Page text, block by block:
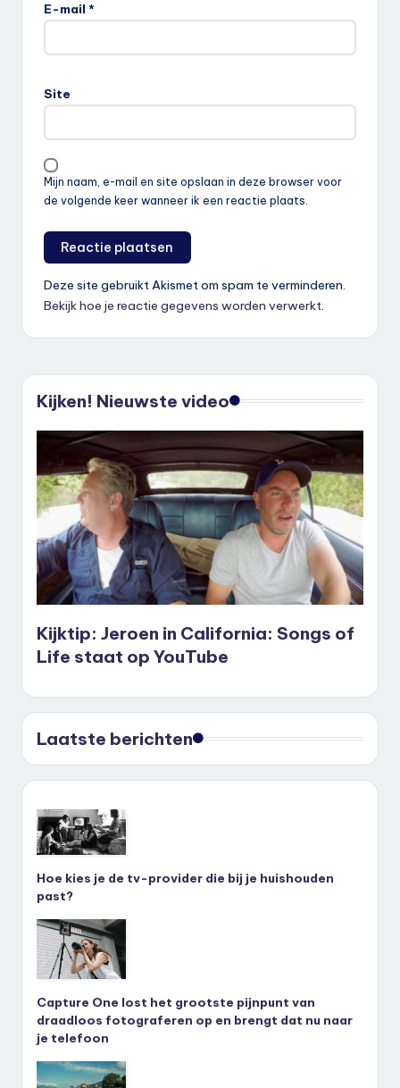
E-mail *
Site
Mijn naam, e-mail en site opslaan in deze browser voor
de volgende keer wanneer ik een reactie plaats.
Deze site gebruikt Akismet om spam te verminderen.
Bekijk hoe je reactie gegevens worden verwerkt.
Kijken! Nieuwste video
Kijktip: Jeroen in California: Songs of
Life staat op YouTube
Laatste berichten
Hoe kies je de tv-provider die bij je huishouden
past?
Capture One lost het grootste pijnpunt van
draadloos fotograferen op en brengt dat nu naar
je telefoon